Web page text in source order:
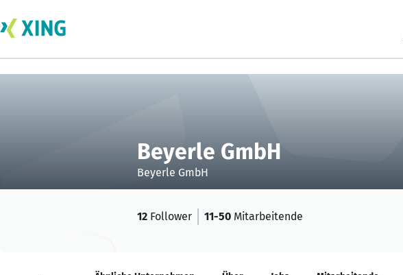
Beyerle GmbH
Beyerle GmbH
12 Follower 11-50 Mitarbeitende